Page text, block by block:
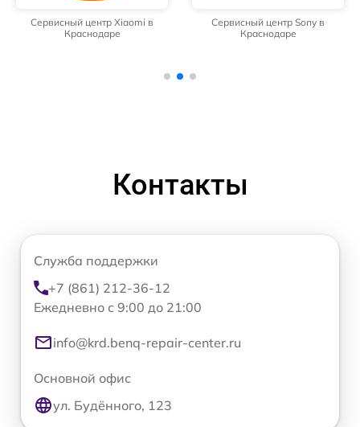
Сервисный центр Xiaomi в
Краснодаре
Сервисный центр Sony в
Краснодаре
Контакты
Служба поддержки
+7 (861) 212-36-12
Ежедневно с 9:00 до 21:00
info@krd.benq-repair-center.ru
Основной офис
ул. Будённого, 123